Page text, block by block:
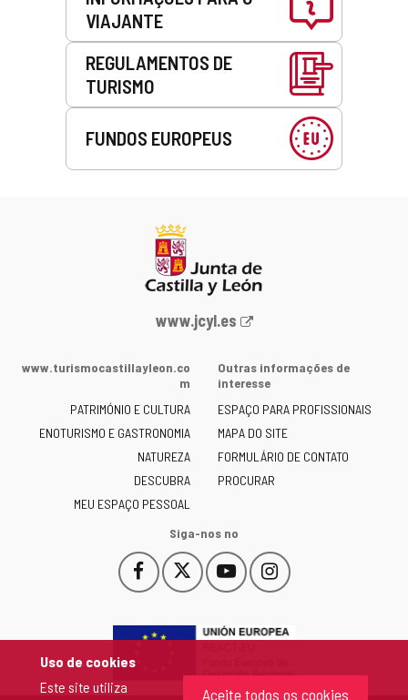
Uso de cookies
Este site utiliza
Aceite todos os cookies
VIAJANTE
REGULAMENTOS DE
TURISMO
FUNDOS EUROPEUS
Portal
Junta
Castilla
y
León
-
www.jcyl.es
www.turismocastillayleon.co
m
PATRIMÓNIO E CULTURA
ENOTURISMO E GASTRONOMIA
NATUREZA
DESCUBRA
MEU ESPAÇO PESSOAL
Outras informações de
interesse
ESPAÇO PARA PROFISSIONAIS
MAPA DO SITE
FORMULÁRIO DE CONTATO
PROCURAR
Siga-nos no
Facebook
Este
enlace
abrirá
Este
enlace
abrirá
ventana
YouTube
Este
enlace
abrirá
ventana
Instagram
Este
enlace
abrirá